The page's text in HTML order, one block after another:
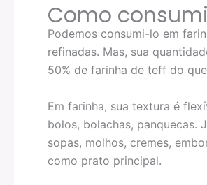
Como
Podemos consumi-lo em
refinadas. Mas, sua
50% de farinha de teff do
Em farinha, sua textura é
bolos, bolachas, panquecas.
sopas, molhos, cremes,
como prato principal.